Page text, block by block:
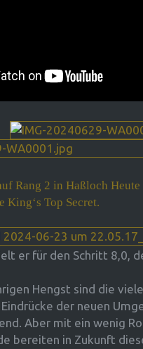
Rang 2 in Haßloch
King‘s Top Secret.
er für den Schritt 8,0,
Hengst sind die
der neuen
Aber mit ein wenig
bereiten in Zukunft